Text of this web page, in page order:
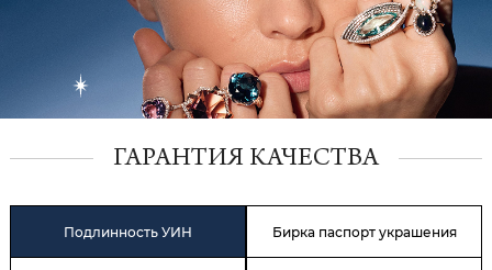
ГАРАНТИЯ КАЧЕСТВА
Подлинность УИН Бирка паспорт украшения